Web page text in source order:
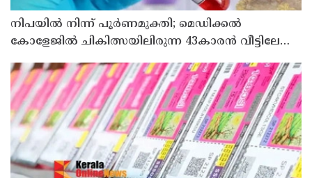
നിപയിൽ നിന്ന് പൂർണമുക്തി; മെഡിക്കൽ
കോളേജിൽ ചികിത്സയിലിരുന്ന 43കാരൻ വീട്ടിലേക്ക്